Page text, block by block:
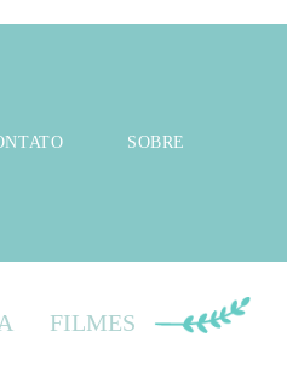
SOBRE
FILMES